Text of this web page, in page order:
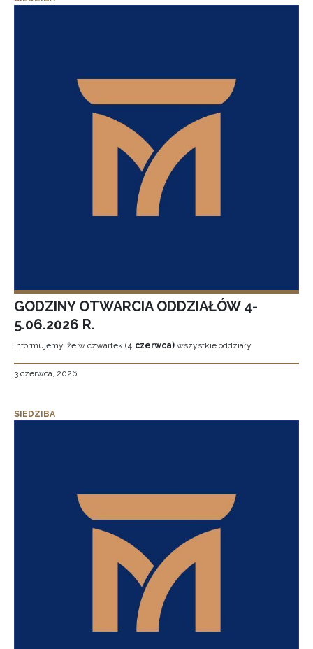
GODZINY OTWARCIA ODDZIAŁÓW 4-
5.06.2026 R.
Informujemy, że w czwartek (4 czerwca) wszystkie oddziały
3 czerwca, 2026
SIEDZIBA